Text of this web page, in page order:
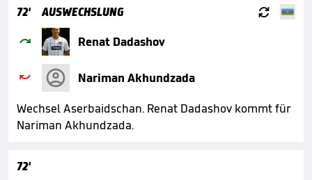
72' AUSWECHSLUNG 
 Renat Dadashov

Nariman Akhundzada
Wechsel Aserbaidschan. Renat Dadashov kommt für
Nariman Akhundzada.
72'